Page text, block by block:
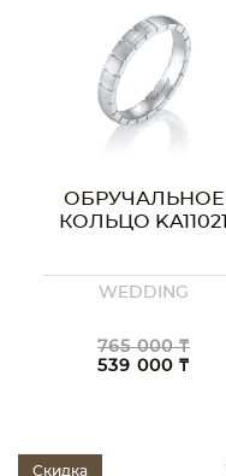
ОБРУЧАЛЬНОЕ
КОЛЬЦО KA11021
WEDDING
765 000 ₸
539 000 ₸
Скидка